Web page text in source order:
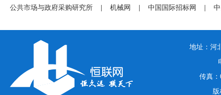
公共市场与政府采购研究所
机械网 中国国际招标网
地址：河
传真